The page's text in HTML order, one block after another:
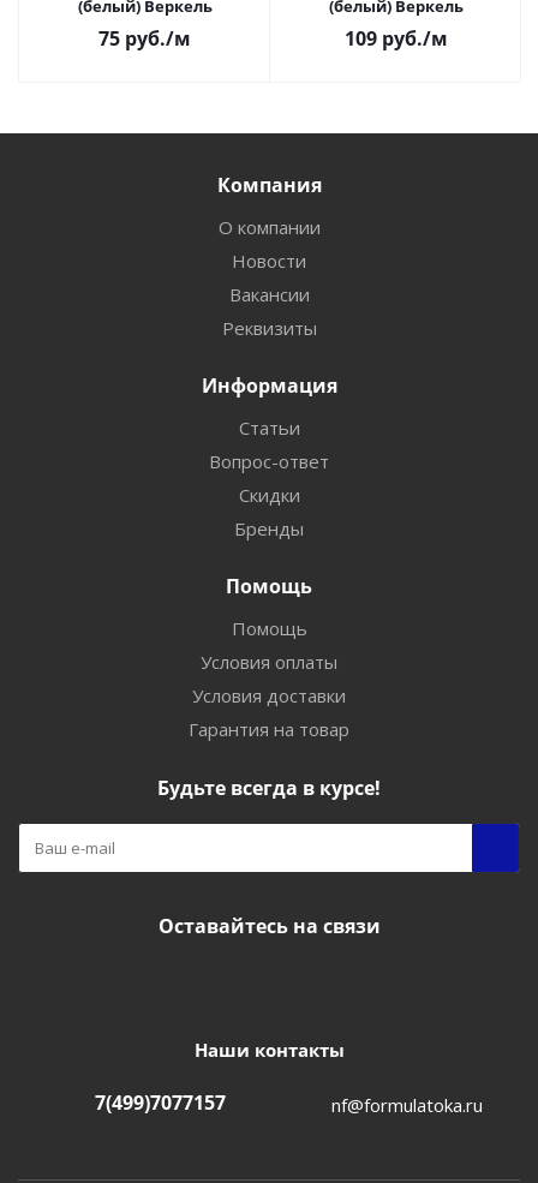
(белый) Веркель
75 руб./м
(белый) Веркель
109руб./м
Компания
О компании
Новости
Вакансии
Реквизиты
Информация
Статьи
Вопрос-ответ
Скидки
Бренды
Помощь
Помощь
Условия оплаты
Условия доставки
Гарантия на товар
Будьте всегда в курсе!
Оставайтесь на связи
Наши контакты
7(499)7077157 nf@formulatoka.ru